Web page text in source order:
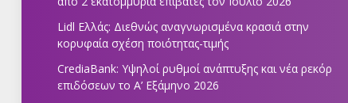
Lidl Ελλάς: Διεθνώς αναγνωρισμένα κρασιά στην
κορυφαία σχέση ποιότητας-τιμής
CrediaBank: Υψηλοί ρυθμοί ανάπτυξης και νέα ρεκόρ
επιδόσεων το Α’ Εξάμηνο 2026